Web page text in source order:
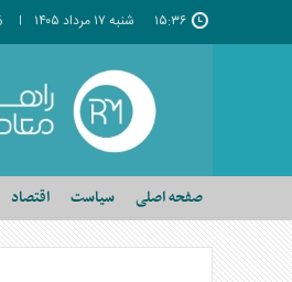
۱۵:۳۶ شنبه ۱۷ مرداد ۱۴۰۵
صفحه اصلی سیاست اقتصاد